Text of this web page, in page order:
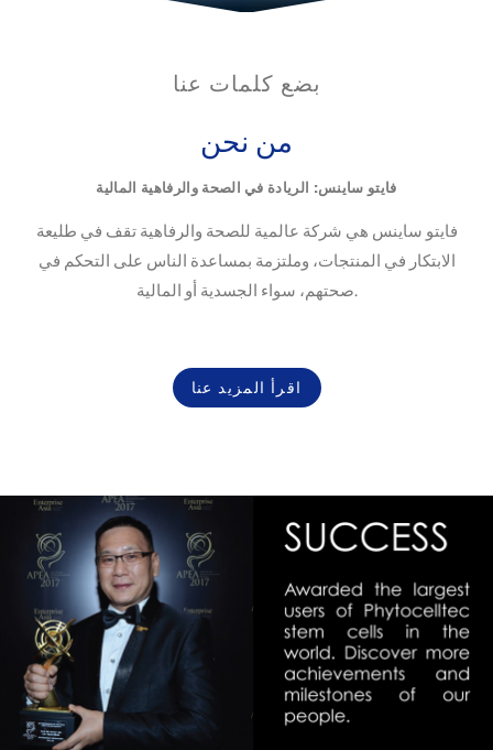
بضع كلمات عنا
من نحن
فايتو ساينس: الريادة في الصحة والرفاهية المالية
فايتو ساينس هي شركة عالمية للصحة والرفاهية تقف في طليعة
الابتكار في المنتجات، وملتزمة بمساعدة الناس على التحكم في
صحتهم، سواء الجسدية أو المالية.
اقرأ المزيد عنا